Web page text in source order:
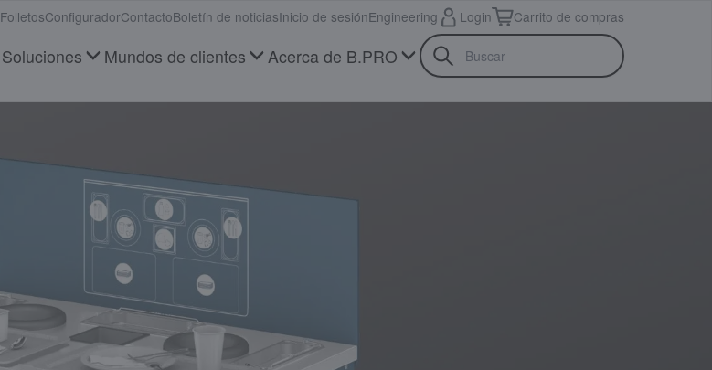
Soluciones Mundos de clientes Acerca de B.PRO
FolletosConfiguradorContactoBoletín de noticiasInicio de sesiónEngineering Login Carrito de compras